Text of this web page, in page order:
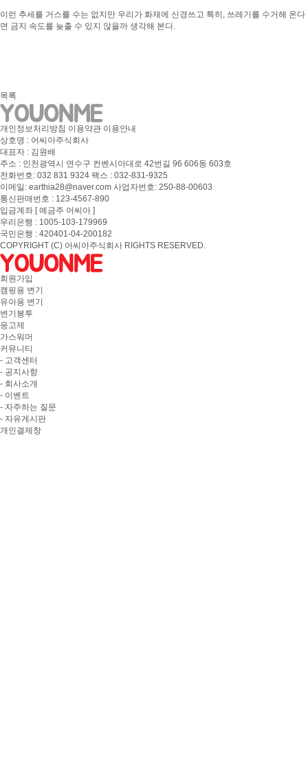
이런 추세를 거스를 수는 없지만 우리가 화재에 신경쓰고 특히, 쓰레기를 수거해 온다
면 금지 속도를 늦출 수 있지 않을까 생각해 본다.
목록
개인정보처리방침 이용약관 이용안내
상호명 : 어씨아주식회사
대표자 : 김원배
주소 : 인천광역시 연수구 컨벤시아대로 42번길 96 606동 603호
전화번호: 032 831 9324 팩스 : 032-831-9325
이메일: earthia28@naver.com 사업자번호: 250-88-00603
통신판매번호 : 123-4567-890
입금계좌 [ 예금주 어씨아 ]
우리은행 : 1005-103-179969
국민은행 : 420401-04-200182
COPYRIGHT (C) 어씨아주식회사 RIGHTS RESERVED.
회원가입
캠핑용 변기
유아용 변기
변기봉투
응고제
가스워머
커뮤니티
- 고객센터
- 공지사항
- 회사소개
- 이벤트
- 자주하는 질문
- 자유게시판
개인결제창